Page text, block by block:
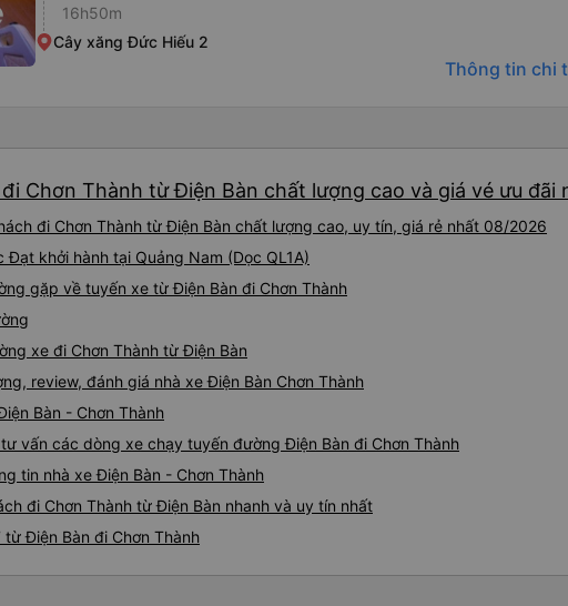
16h50m
Cây xăng Đức Hiếu 2
Thông tin chi
Chơn Thành từ Điện Bàn chất lượng cao và giá vé ưu đãi
đi Chơn Thành từ Điện Bàn chất lượng cao, uy tín, giá rẻ nhất 08/2026
Đạt khởi hành tại Quảng Nam (Dọc QL1A)
gặp về tuyến xe từ Điện Bàn đi Chơn Thành
xe đi Chơn Thành từ Điện Bàn
review, đánh giá nhà xe Điện Bàn Chơn Thành
Bàn - Chơn Thành
vấn các dòng xe chạy tuyến đường Điện Bàn đi Chơn Thành
tin nhà xe Điện Bàn - Chơn Thành
đi Chơn Thành từ Điện Bàn nhanh và uy tín nhất
Điện Bàn đi Chơn Thành